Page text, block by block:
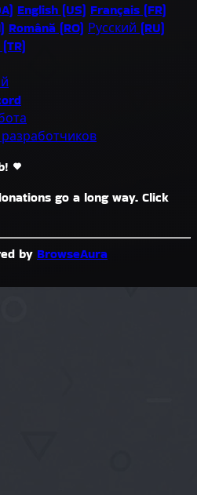
English (US) Français (FR)
Română (RO) Русский (RU)
go a long way. Click
by BrowseAura